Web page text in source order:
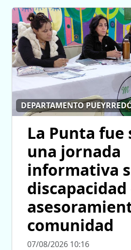
DEPARTAMENTO
La Punta fue
una jornada
informativa
discapacidad
comunidad
07/08/2026 10:16